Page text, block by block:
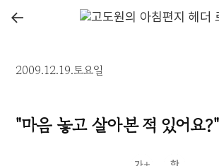
←
2009.12.19.토요일
"마음 놓고 살아본 적 있어요?"